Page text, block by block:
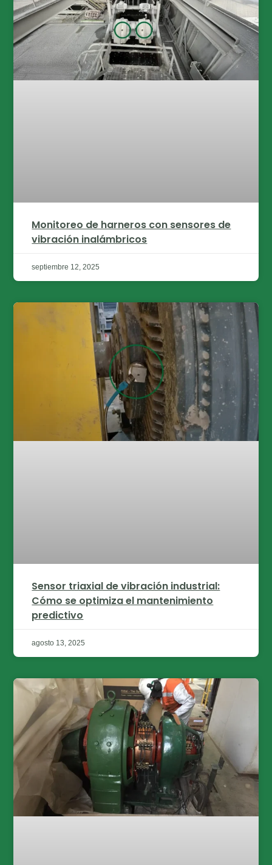
Monitoreo de harneros con sensores de
vibración inalámbricos
septiembre 12, 2025
Sensor triaxial de vibración industrial:
Cómo se optimiza el mantenimiento
predictivo
agosto 13, 2025